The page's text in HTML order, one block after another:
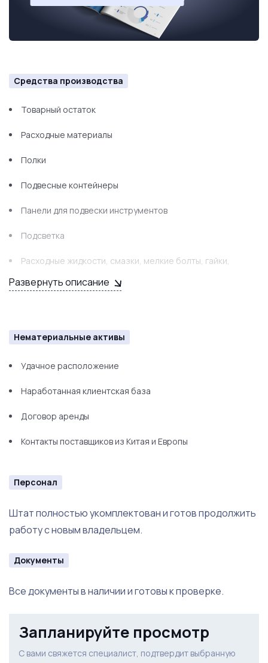
Средства производства
Товарный остаток
Расходные материалы
Полки
Подвесные контейнеры
Панели для подвески инструментов
Подсветка
Расходные жидкости, смазки, мелкие болты, гайки,
Комплект для обслуживания дискового тормоза
Комплекты для обслуживания гидролиний
Ключ со сменными готовками для различных типов
кареток, кассет, болтов
Отвертки
Выжимки
Съёмки кареток
Хлысты
Спицевые ключи
Несколько комплектов шестигранников
Развернуть описание
Нематериальные активы
Удачное расположение
Наработанная клиентская база
Договор аренды
Контакты поставщиков из Китая и Европы
Персонал
Штат полностью укомплектован и готов продолжить
работу с новым владельцем.
Документы
Все документы в наличии и готовы к проверке.
Запланируйте просмотр
С вами свяжется специалист, подтвердит выбранную